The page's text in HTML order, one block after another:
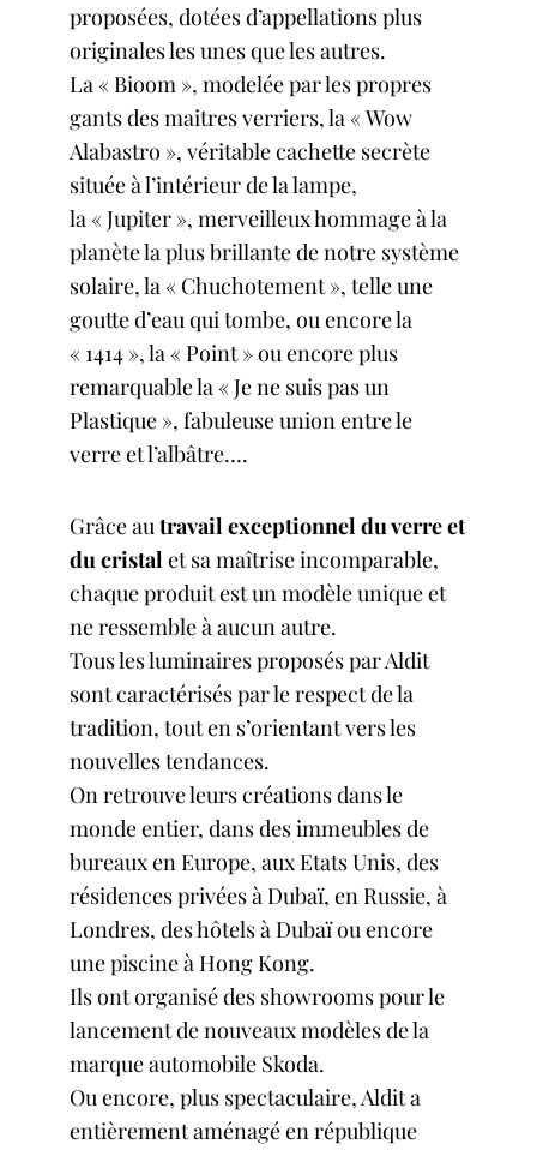
proposées, dotées d’appellations plus
originales les unes que les autres.
La « Bioom », modelée par les propres
gants des maitres verriers, la « Wow
Alabastro », véritable cachette secrète
située à l’intérieur de la lampe,
la « Jupiter », merveilleux hommage à la
planète la plus brillante de notre système
solaire, la « Chuchotement », telle une
goutte d’eau qui tombe, ou encore la
« 1414 », la « Point » ou encore plus
remarquable la « Je ne suis pas un
Plastique », fabuleuse union entre le
verre et l’albâtre….
Grâce autravail exceptionnel du verre et
du cristalet sa maîtrise incomparable,
chaque produit est un modèle unique et
ne ressemble à aucun autre.
Tous les luminaires proposés par Aldit
sont caractérisés par le respect de la
tradition, tout en s’orientant vers les
nouvelles tendances.
On retrouve leurs créations dans le
monde entier, dans des immeubles de
bureaux en Europe, aux Etats Unis, des
résidences privées à Dubaï, en Russie, à
Londres, des hôtels à Dubaï ou encore
une piscine à Hong Kong.
Ils ont organisé des showrooms pour le
lancement de nouveaux modèles de la
marque automobile Skoda.
Ou encore, plus spectaculaire, Aldit a
entièrement aménagé en république